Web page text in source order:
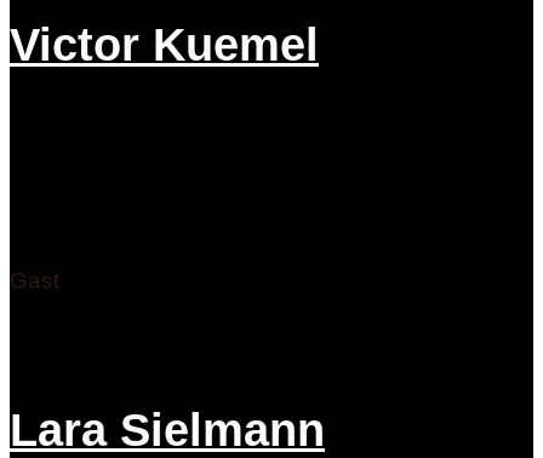
Victor Kuemel
Gast
Lara Sielmann